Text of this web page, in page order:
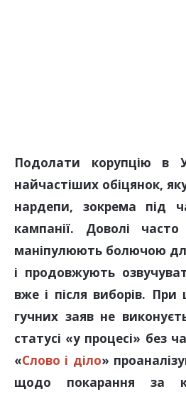
Подолати корупцію в
найчастіших обіцянок,
нардепи, зокрема під
кампанії. Доволі
маніпулюють болючою
і продовжують
вже і після виборів. При
гучних заяв не
статусі «у процесі» без
«Слово і діло»
щодо покарання за